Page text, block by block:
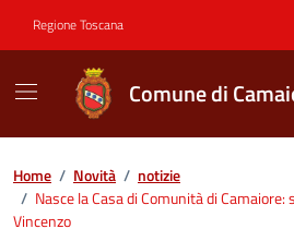
Regione Toscana
Comune di
Contenuti in
Home / Novità / notizie
/ Nasce la Casa di Comunità di Camaiore:
Vincenzo